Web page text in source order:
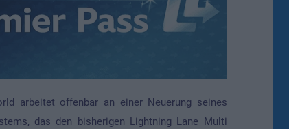
arbeitet offenbar an einer Neuerung seines
das den bisherigen Lightning Lane Multi